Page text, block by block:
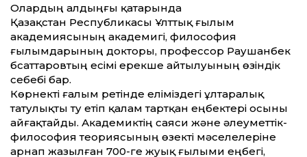
Олардың алдыңғы қатарында
Қазақстан Республикасы Ұлттық ғылым
академиясының академигі, философия
ғылымдарының докторы, профессор Раушанбек
Әбсаттаровтың есімі ерекше айтылуының өзіндік
себебі бар.
Көрнекті ғалым ретінде еліміздегі ұлтаралық
татулықты ту етіп қалам тартқан еңбектері осыны
айғақтайды. Академиктің саяси және әлеу­меттік-
философия теориясының өзекті мәселелеріне
арнап жазылған 700-ге жуық ғылыми еңбегі,